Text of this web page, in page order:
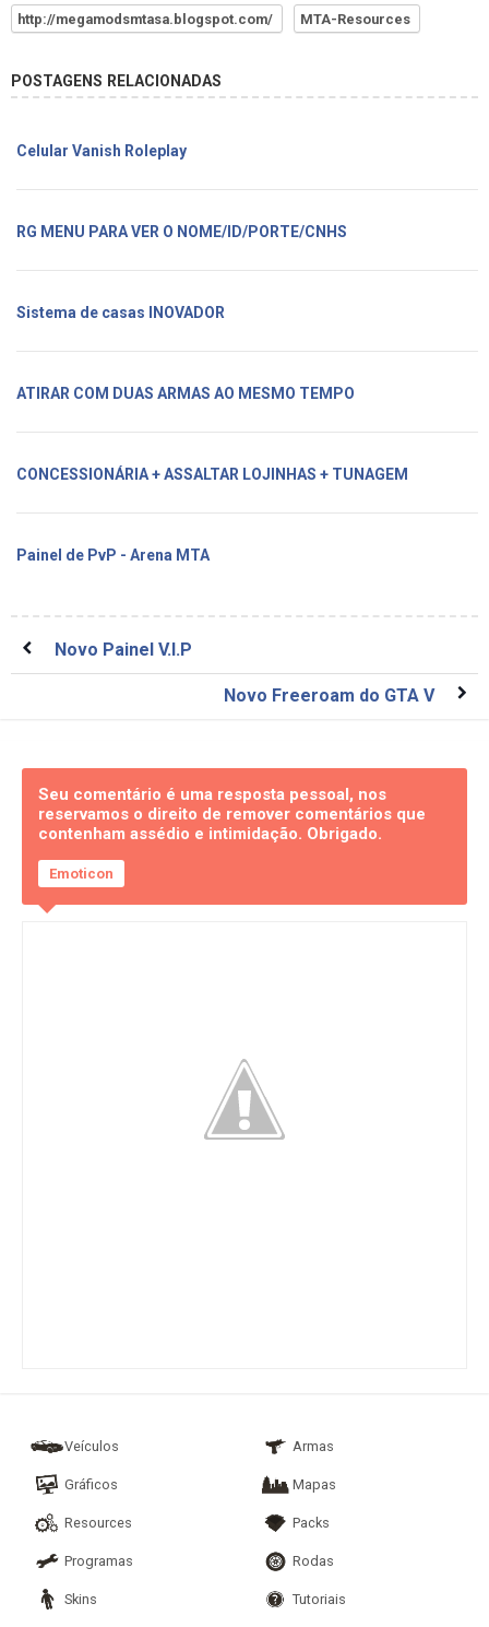
http://megamodsmtasa.blogspot.com/ MTA-Resources
POSTAGENS RELACIONADAS
Celular Vanish Roleplay
RG MENU PARA VER O NOME/ID/PORTE/CNHS
Sistema de casas INOVADOR
ATIRAR COM DUAS ARMAS AO MESMO TEMPO
CONCESSIONÁRIA + ASSALTAR LOJINHAS + TUNAGEM
Painel de PvP - Arena MTA
Novo Painel V.I.P
Novo Freeroam do GTA V
Seu comentário é uma resposta pessoal, nos
reservamos o direito de remover comentários que
contenham assédio e intimidação. Obrigado.
Emoticon
Veículos Armas
Gráficos Mapas
Resources Packs
Programas Rodas
Skins Tutoriais